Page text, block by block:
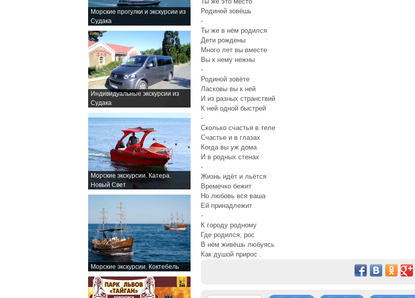
Морские прогулки и экскурсии из
Судака
Индивидуальные экскурсии из
Судака
Морские экскурсии. Катера.
Новый Свет
Морские экскурсии. Коктебель
Родиной зовёшь
-
Ты же в нём родился
Дети рождены
Много лет вы вместе
Вы к нему нежны
-
Родиной зовёте
Ласковы вы к ней
И из разных странствий
К ней одной быстрей
-
Сколько счастья в теле
Счастье и в глазах
Когда вы уж дома
И в родных стенах
-
Жизнь идёт и льётся
Времечко бежит
Но любовь вся ваша
Ей принадлежит
-
К городу родному
Где родился, рос
В нём живёшь любуясь
Как душой прирос .